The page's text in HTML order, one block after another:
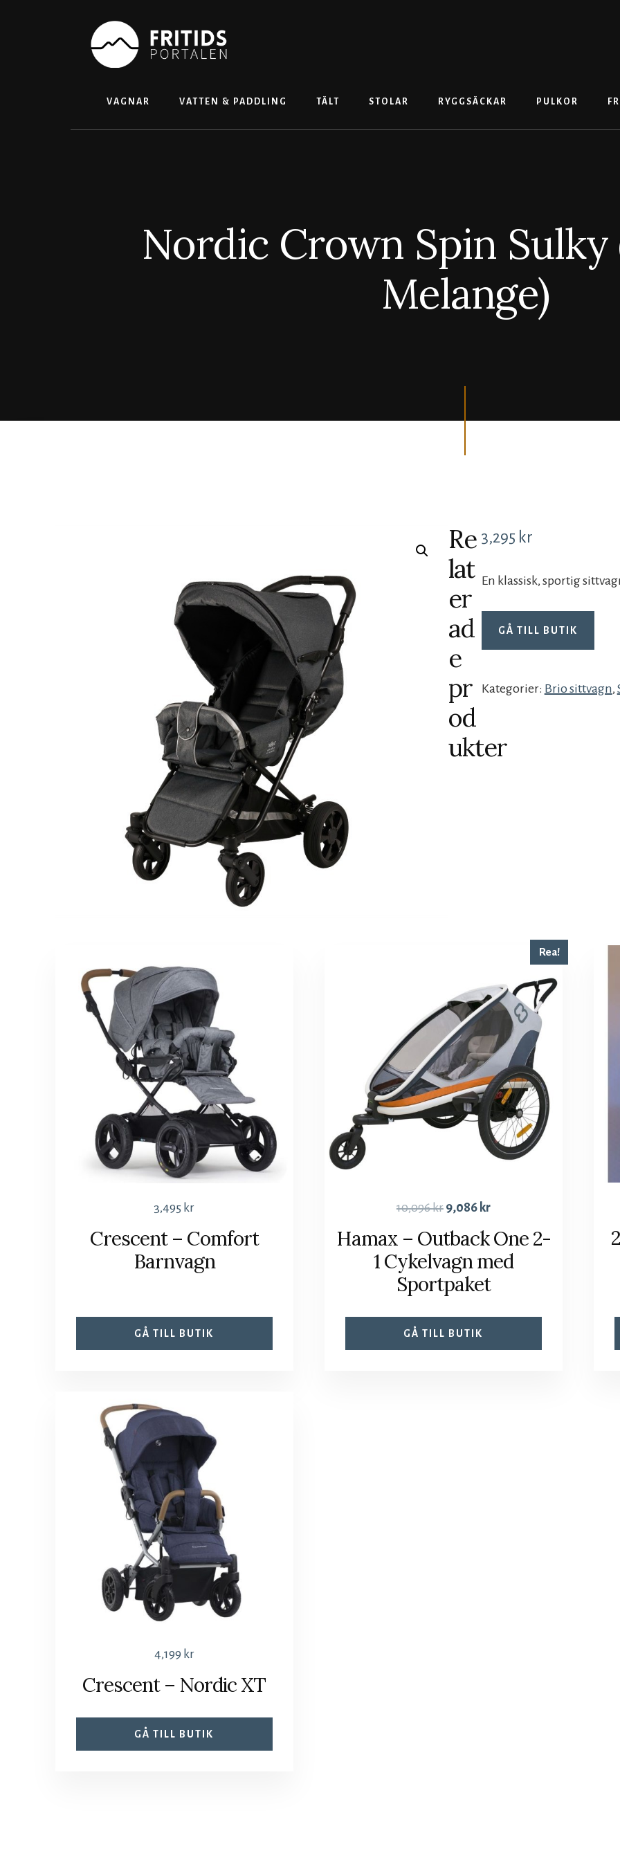
VAGNAR VATTEN & PADDLING TÄLT STOLAR RYGGSÄCKAR PULKOR
Nordic Crown Spin
Melange)
3,295 kr
En klassisk, sportig
GÅ TILL BUTIK
Kategorier: Brio sittvagn,
Re
lat
er
ad
e
pr
od
ukter
3,495 kr
Crescent – Comfort
Barnvagn
GÅ TILL BUTIK
Rea!
10,096kr 9,086 kr
Hamax – Outback One 2-
1 Cykelvagn med
Sportpaket
GÅ TILL BUTIK
4,199 kr
Crescent – Nordic XT
GÅ TILL BUTIK